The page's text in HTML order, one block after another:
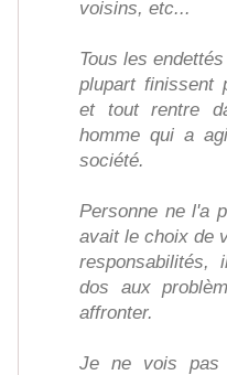
voisins, etc...
Tous les
plupart finissent
et tout rentre
homme qui a
société.
Personne ne l'a
avait le choix de
dos aux
affronter.
Je ne vois pas